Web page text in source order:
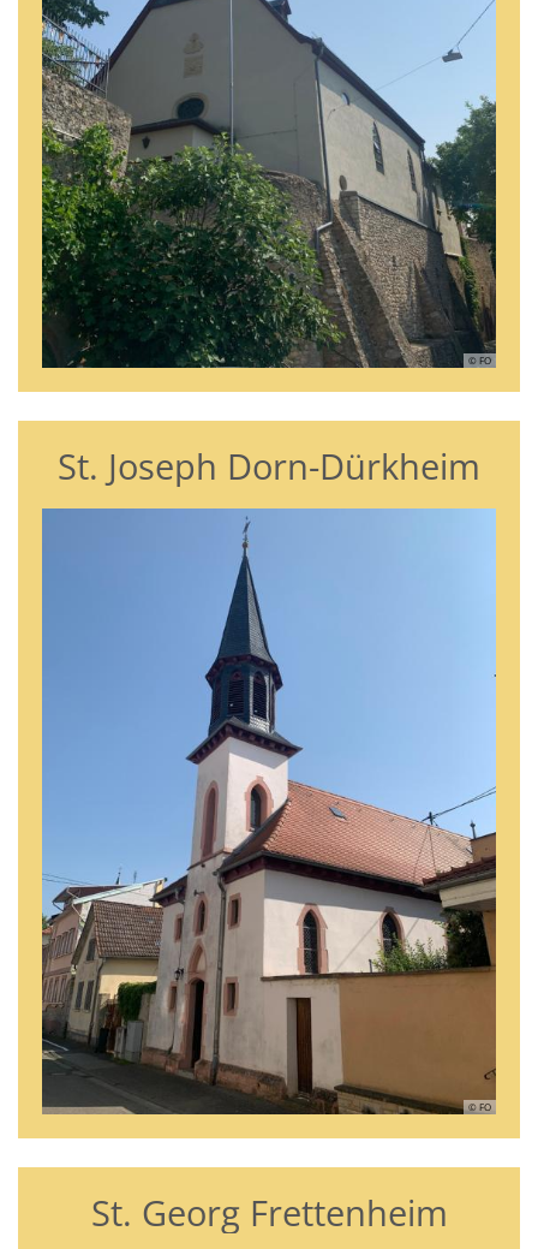
© FO
St. Joseph Dorn-Dürkheim
© FO
St. Georg Frettenheim